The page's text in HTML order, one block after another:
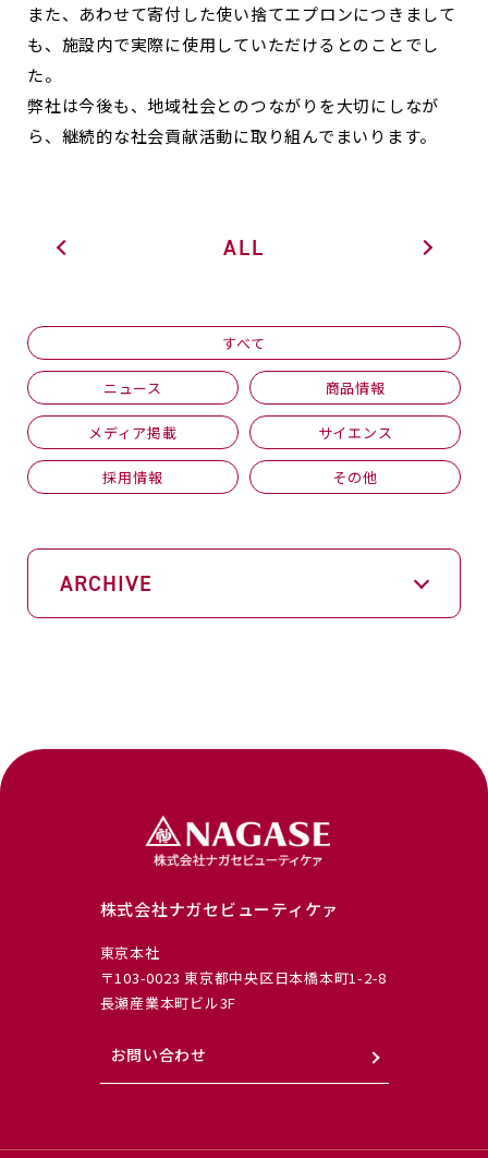
また、あわせて寄付した使い捨てエプロンにつきまして
も、施設内で実際に使用していただけるとのことでし
た。
弊社は今後も、地域社会とのつながりを大切にしなが
ら、継続的な社会貢献活動に取り組んでまいります。
ALL
すべて
ニュース 商品情報
メディア掲載 サイエンス
採用情報 その他
ARCHIVE
株式会社ナガセビューティケァ
東京本社
〒103-0023 東京都中央区日本橋本町1-2-8
長瀬産業本町ビル3F
お問い合わせ